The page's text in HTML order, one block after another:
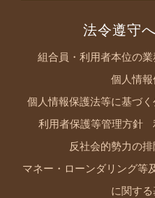
法令遵守
組合員・利用者本位の
個人情
個人情報保護法等に基づ
利用者保護等管理方針
反社会的勢力の
マネー・ローンダリング等
に関す